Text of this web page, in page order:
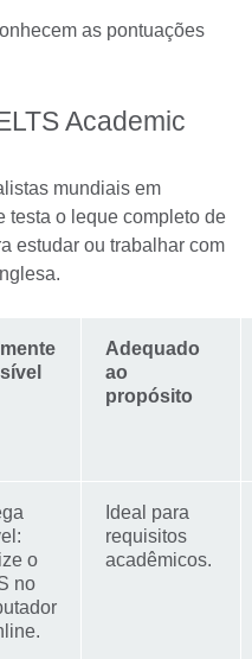
as pontuações
Academic
mundiais em
testa o leque completo de
estudar ou trabalhar com
Adequado
ao
propósito
o
no
Ideal para
requisitos
acadêmicos.